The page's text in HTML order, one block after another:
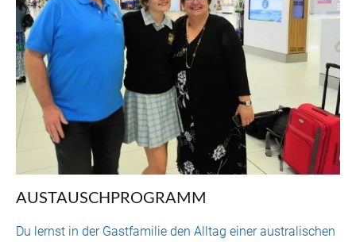
AUSTAUSCHPROGRAMM
Du lernst in der Gastfamilie den Alltag einer australischen